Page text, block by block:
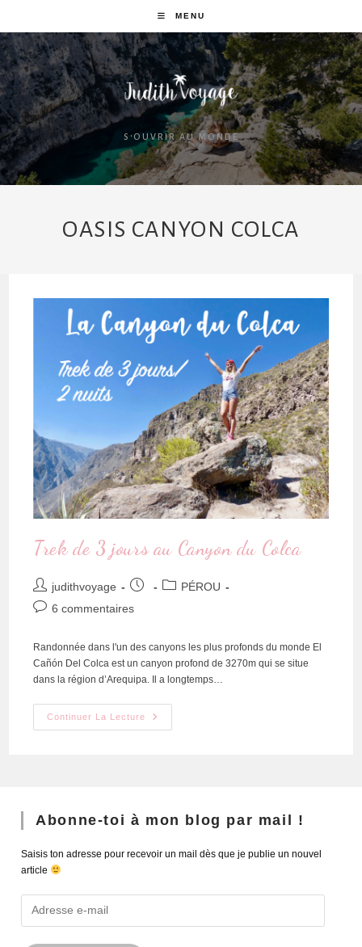
MENU
S'OUVRIR AU MONDE
OASIS CANYON COLCA
Trek de 3 jours au Canyon du Colca
judithvoyage
PÉROU
6 commentaires
Randonnée dans l'un des canyons les plus profonds du monde El
Cañón Del Colca est un canyon profond de 3270m qui se situe
dans la région d’Arequipa. Il a longtemps…
Continuer La Lecture
Abonne-toi à mon blog par mail !
Saisis ton adresse pour recevoir un mail dès que je publie un nouvel
article